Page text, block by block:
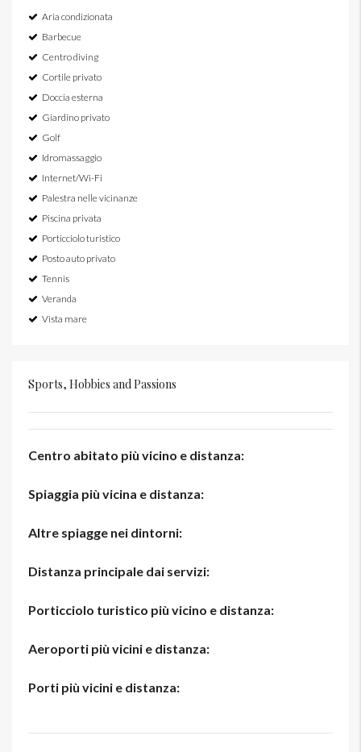
Aria condizionata
Barbecue
Centro diving
Cortile privato
Doccia esterna
Giardino privato
Golf
Idromassaggio
Internet/Wi-Fi
Palestra nelle vicinanze
Piscina privata
Porticciolo turistico
Posto auto privato
Tennis
Veranda
Vista mare
Sports, Hobbies and Passions
Centro abitato più vicino e distanza:
Spiaggia più vicina e distanza:
Altre spiagge nei dintorni:
Distanza principale dai servizi:
Porticciolo turistico più vicino e distanza:
Aeroporti più vicini e distanza:
Porti più vicini e distanza: